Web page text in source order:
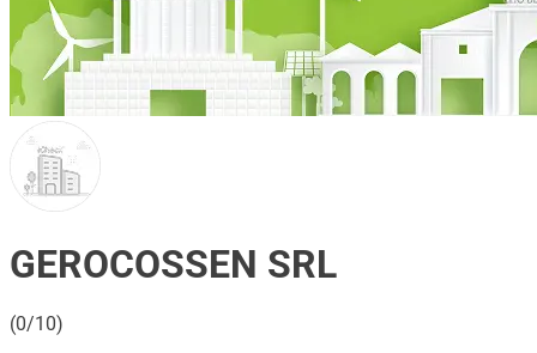
GEROCOSSEN SRL
(0/10)